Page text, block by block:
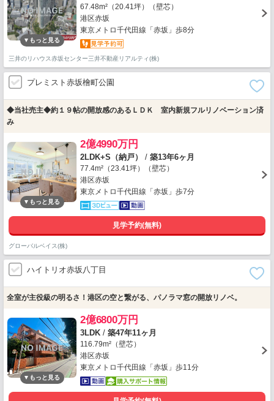
67.48m²（20.41坪）（壁芯）
港区赤坂
東京メトロ千代田線「赤坂」歩8分
三井のリハウス赤坂センター三井不動産リアルティ(株)
プレミスト赤坂檜町公園
◆当社売主◆約１９帖の開放感のあるＬＤＫ 室内新規フルリノベーション済
み
2億4990万円
2LDK+S（納戸） / 築13年6ヶ月
77.4m²（23.41坪）（壁芯）
港区赤坂
東京メトロ千代田線「赤坂」歩7分
見学予約(無料)
グローバルベイス(株)
ハイトリオ赤坂八丁目
全室が主役級の明るさ！港区の空と繋がる、パノラマ窓の開放リノベ。
2億6800万円
3LDK / 築47年11ヶ月
116.79m²（壁芯）
港区赤坂
東京メトロ千代田線「赤坂」歩11分